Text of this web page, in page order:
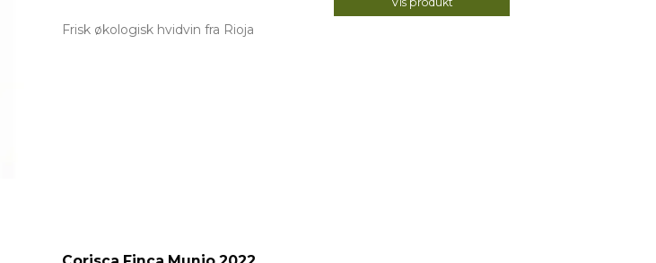
Frisk økologisk hvidvin fra Rioja